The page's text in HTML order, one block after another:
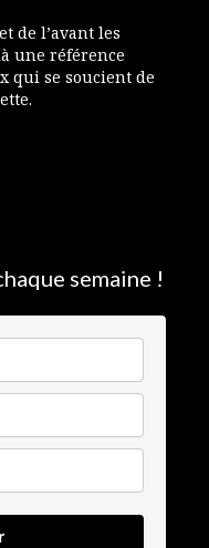
de l’avant les
une référence
qui se soucient de
semaine !